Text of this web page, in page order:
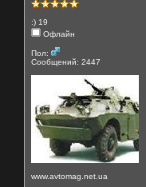
:) 19
Офлайн
Пол:
Сообщений: 2447
www.avtomag.net.ua